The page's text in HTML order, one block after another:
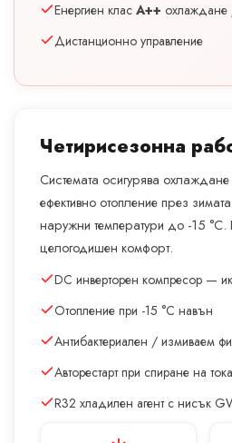
Енергиен клас A++
Дистанционно управление
Четирисезонна
Системата осигурява охлаждане
ефективно отопление през
наружни температури до -15
целогодишен комфорт.
DC инверторен компресор —
Отопление при -15 °C навън
Антибактериален / измиваем
Авторестарт при спиране на тока
R32 хладилен агент с нисък